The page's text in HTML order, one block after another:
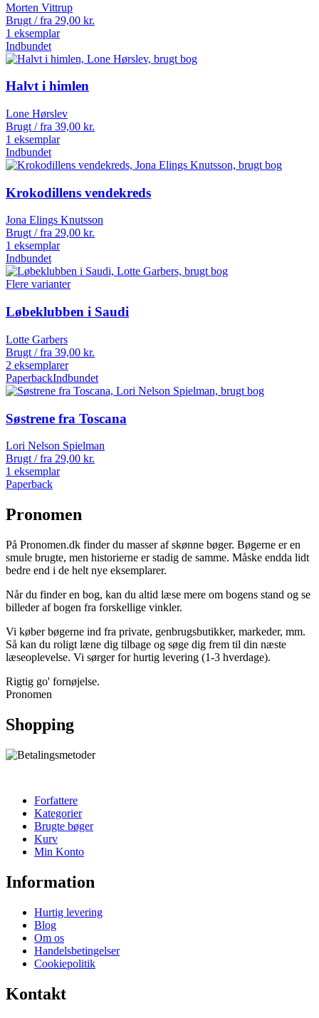
Morten Vittrup
Brugt / fra 29,00 kr.
1 eksemplar
Indbundet
Halvt i himlen
Lone Hørslev
Brugt / fra 39,00 kr.
1 eksemplar
Indbundet
Krokodillens vendekreds
Jona Elings Knutsson
Brugt / fra 29,00 kr.
1 eksemplar
Indbundet
Flere varianter
Løbeklubben i Saudi
Lotte Garbers
Brugt / fra 39,00 kr.
2 eksemplarer
PaperbackIndbundet
Søstrene fra Toscana
Lori Nelson Spielman
Brugt / fra 29,00 kr.
1 eksemplar
Paperback
Pronomen
På Pronomen.dk finder du masser af skønne bøger. Bøgerne er en
smule brugte, men historierne er stadig de samme. Måske endda lidt
bedre end i de helt nye eksemplarer.
Når du finder en bog, kan du altid læse mere om bogens stand og se
billeder af bogen fra forskellige vinkler.
Vi køber bøgerne ind fra private, genbrugsbutikker, markeder, mm.
Så kan du roligt læne dig tilbage og søge dig frem til din næste
læseoplevelse. Vi sørger for hurtig levering (1-3 hverdage).
Rigtig go' fornøjelse.
Pronomen
Shopping
Forfattere
Kategorier
Brugte bøger
Kurv
Min Konto
Information
Hurtig levering
Blog
Om os
Handelsbetingelser
Cookiepolitik
Kontakt